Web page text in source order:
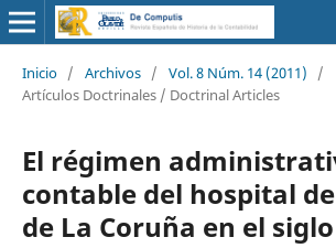
Inicio / Archivos / Vol. 8 Núm. 14 (2011)
/
Artículos Doctrinales / Doctrinal Articles
El régimen
contable del hospital
de La Coruña en el